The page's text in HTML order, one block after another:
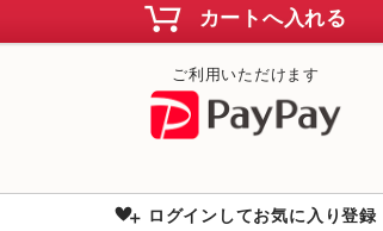
カートへ入れる
ご利用いただけます
ログインしてお気に入り登録